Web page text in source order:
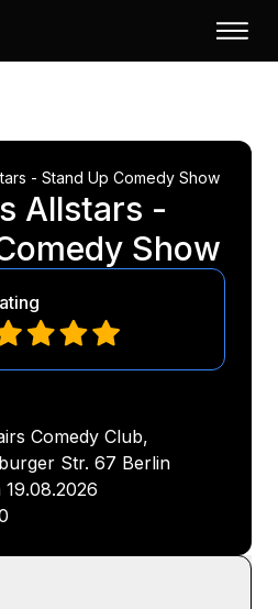
- Stand Up Comedy Show
Allstars -
Show
Comedy Club,
Str. 67 Berlin
19.08.2026